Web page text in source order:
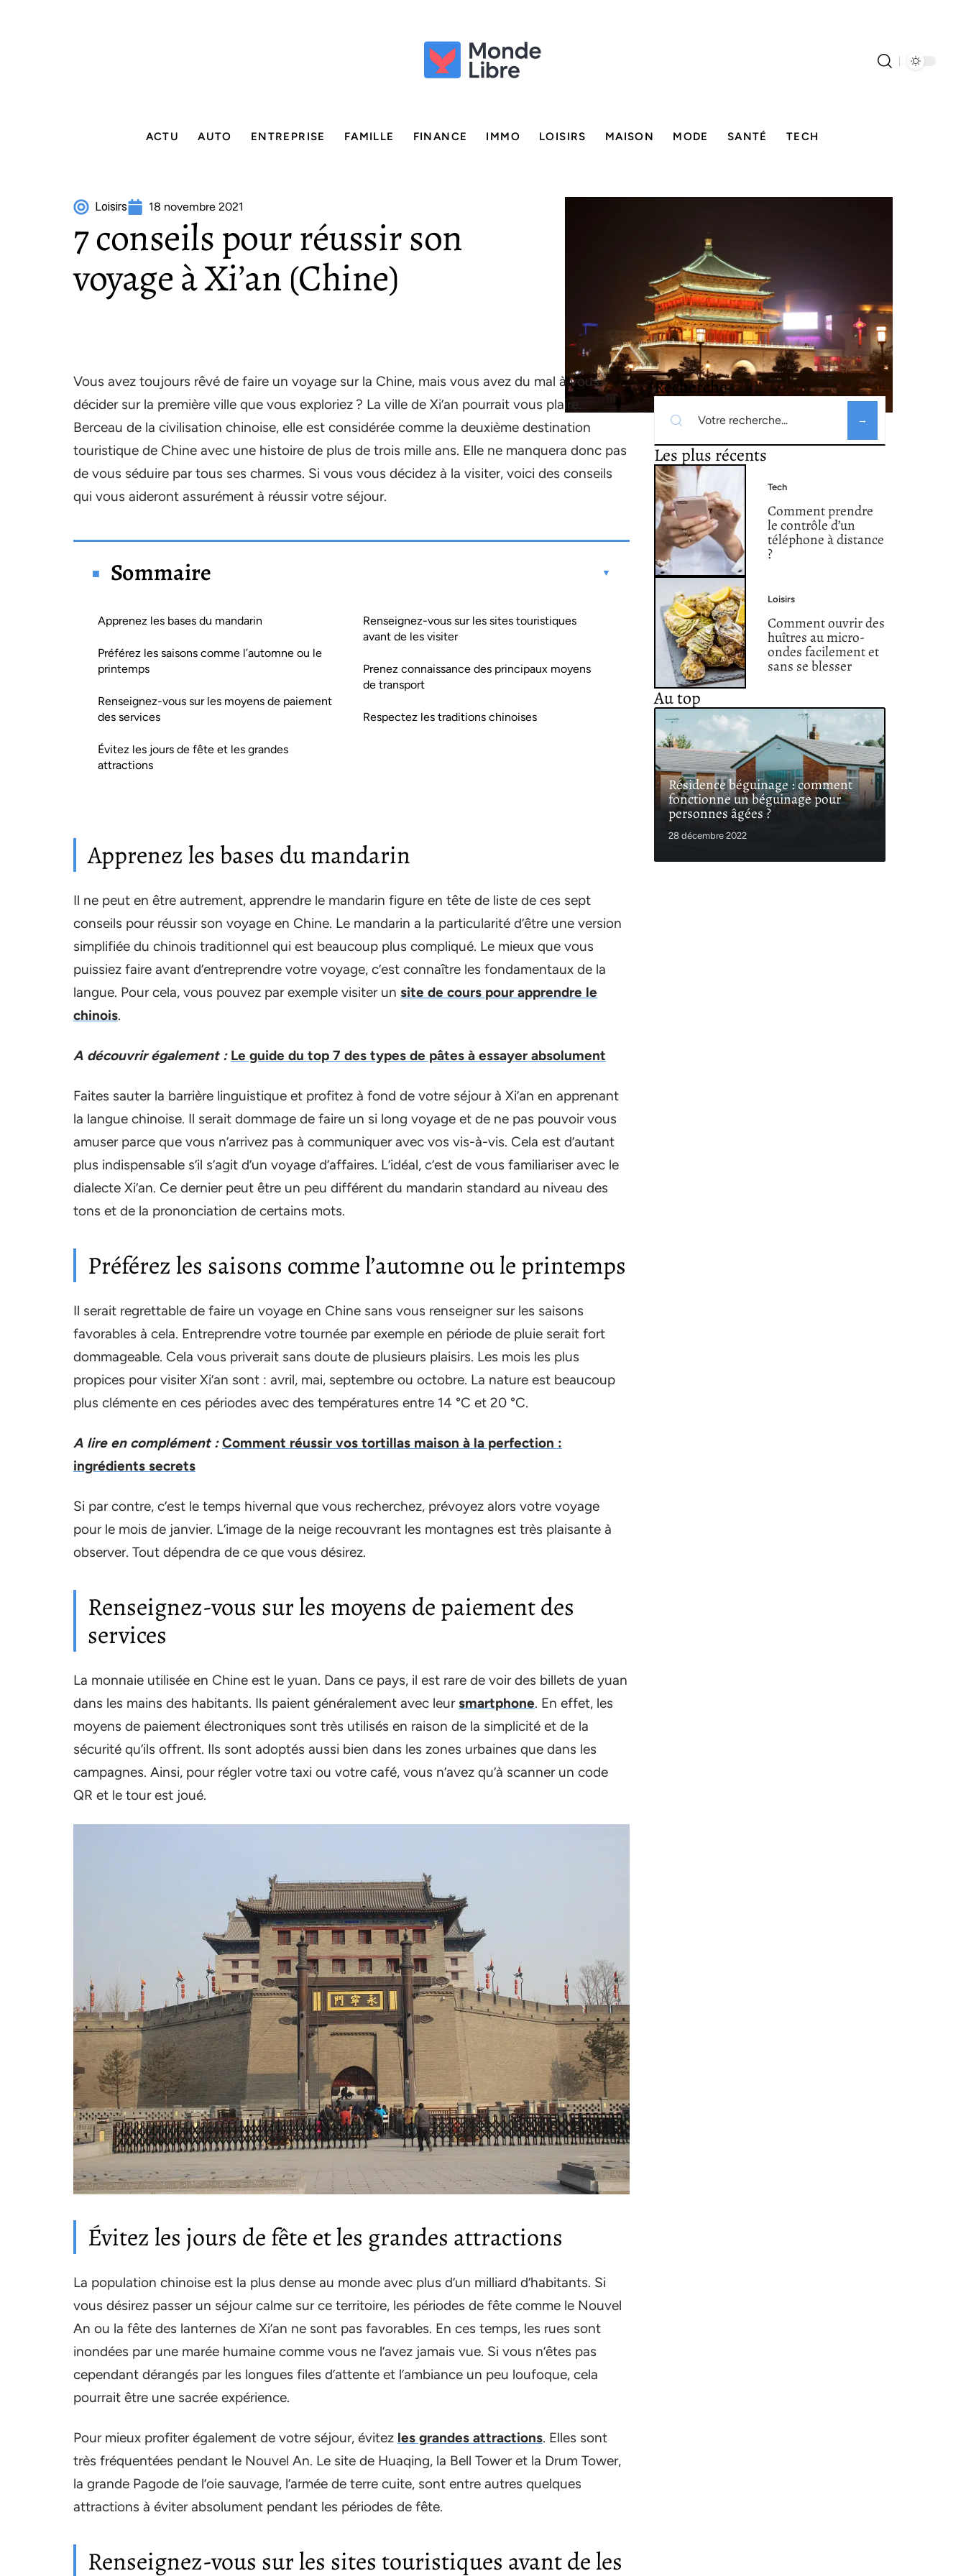
ACTU AUTO ENTREPRISE FAMILLE FINANCE IMMO LOISIRS MAISON MODE SANTÉ TECH
Loisirs 18 novembre 2021
7 conseils pour réussir son
voyage à Xi’an (Chine)
Vous avez toujours rêvé de faire un voyage sur la Chine, mais vous avez du mal à vous
décider sur la première ville que vous exploriez ? La ville de Xi’an pourrait vous plaire.
Berceau de la civilisation chinoise, elle est considérée comme la deuxième destination
touristique de Chine avec une histoire de plus de trois mille ans. Elle ne manquera donc pas
de vous séduire par tous ses charmes. Si vous vous décidez à la visiter, voici des conseils
qui vous aideront assurément à réussir votre séjour.
Sommaire
Apprenez les bases du mandarin
Préférez les saisons comme l’automne ou le
printemps
Renseignez-vous sur les moyens de paiement
des services
Évitez les jours de fête et les grandes
attractions
Renseignez-vous sur les sites touristiques
avant de les visiter
Prenez connaissance des principaux moyens
de transport
Respectez les traditions chinoises
Apprenez les bases du mandarin
Il ne peut en être autrement, apprendre le mandarin figure en tête de liste de ces sept
conseils pour réussir son voyage en Chine. Le mandarin a la particularité d’être une version
simplifiée du chinois traditionnel qui est beaucoup plus compliqué. Le mieux que vous
puissiez faire avant d’entreprendre votre voyage, c’est connaître les fondamentaux de la
langue. Pour cela, vous pouvez par exemple visiter un site de cours pour apprendre le
chinois.
A découvrir également : Le guide du top 7 des types de pâtes à essayer absolument
Faites sauter la barrière linguistique et profitez à fond de votre séjour à Xi’an en apprenant
la langue chinoise. Il serait dommage de faire un si long voyage et de ne pas pouvoir vous
amuser parce que vous n’arrivez pas à communiquer avec vos vis-à-vis. Cela est d’autant
plus indispensable s’il s’agit d’un voyage d’affaires. L’idéal, c’est de vous familiariser avec le
dialecte Xi’an. Ce dernier peut être un peu différent du mandarin standard au niveau des
tons et de la prononciation de certains mots.
Préférez les saisons comme l’automne ou le printemps
Il serait regrettable de faire un voyage en Chine sans vous renseigner sur les saisons
favorables à cela. Entreprendre votre tournée par exemple en période de pluie serait fort
dommageable. Cela vous priverait sans doute de plusieurs plaisirs. Les mois les plus
propices pour visiter Xi’an sont : avril, mai, septembre ou octobre. La nature est beaucoup
plus clémente en ces périodes avec des températures entre 14 °C et 20 °C.
A lire en complément : Comment réussir vos tortillas maison à la perfection :
ingrédients secrets
Si par contre, c’est le temps hivernal que vous recherchez, prévoyez alors votre voyage
pour le mois de janvier. L’image de la neige recouvrant les montagnes est très plaisante à
observer. Tout dépendra de ce que vous désirez.
Renseignez-vous sur les moyens de paiement des
services
La monnaie utilisée en Chine est le yuan. Dans ce pays, il est rare de voir des billets de yuan
dans les mains des habitants. Ils paient généralement avec leursmartphone. En effet, les
moyens de paiement électroniques sont très utilisés en raison de la simplicité et de la
sécurité qu’ils offrent. Ils sont adoptés aussi bien dans les zones urbaines que dans les
campagnes. Ainsi, pour régler votre taxi ou votre café, vous n’avez qu’à scanner un code
QR et le tour est joué.
Évitez les jours de fête et les grandes attractions
La population chinoise est la plus dense au monde avec plus d’un milliard d’habitants. Si
vous désirez passer un séjour calme sur ce territoire, les périodes de fête comme le Nouvel
An ou la fête des lanternes de Xi’an ne sont pas favorables. En ces temps, les rues sont
inondées par une marée humaine comme vous ne l’avez jamais vue. Si vous n’êtes pas
cependant dérangés par les longues files d’attente et l’ambiance un peu loufoque, cela
pourrait être une sacrée expérience.
Pour mieux profiter également de votre séjour, évitez les grandes attractions. Elles sont
très fréquentées pendant le Nouvel An. Le site de Huaqing, la Bell Tower et la Drum Tower,
la grande Pagode de l’oie sauvage, l’armée de terre cuite, sont entre autres quelques
attractions à éviter absolument pendant les périodes de fête.
Renseignez-vous sur les sites touristiques avant de les
Recherche
Les plus récents
Tech
Comment prendre
le contrôle d’un
téléphone à distance
?
Loisirs
Comment ouvrir des
huîtres au micro-
ondes facilement et
sans se blesser
Au top
Résidence béguinage : comment
fonctionne un béguinage pour
personnes âgées ?
28 décembre 2022